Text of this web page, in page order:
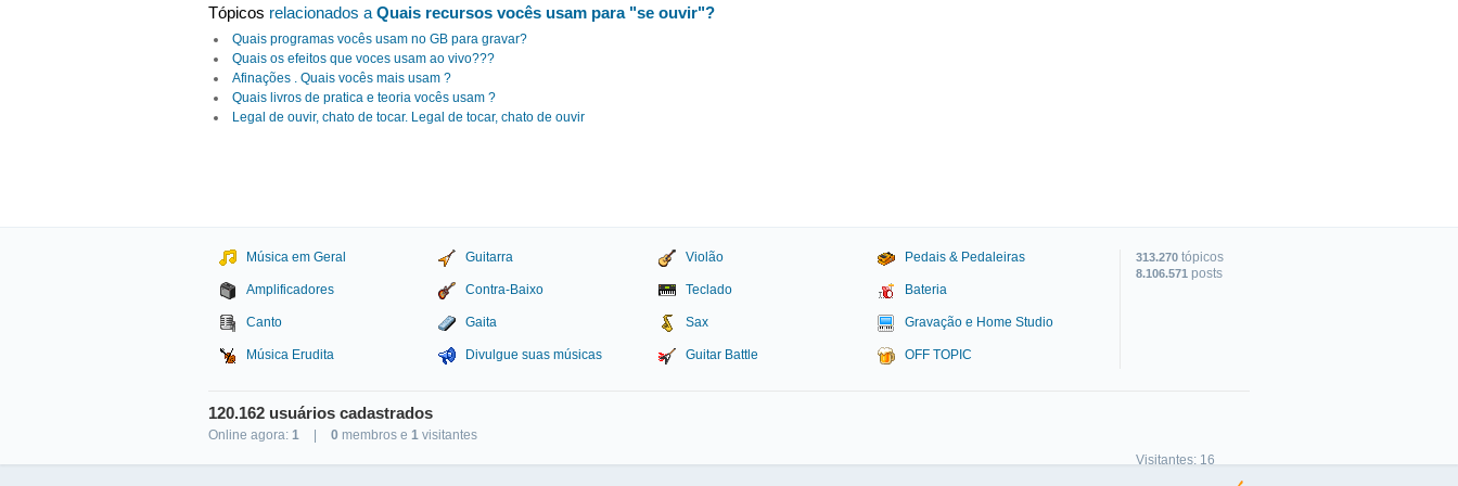
Tópicos relacionados a Quais recursos vocês usam para "se ouvir"?
Quais programas vocês usam no GB para gravar?
Quais os efeitos que voces usam ao vivo???
Afinações . Quais vocês mais usam ?
Quais livros de pratica e teoria vocês usam ?
Legal de ouvir, chato de tocar. Legal de tocar, chato de ouvir
Música em Geral Guitarra Violão Pedais & Pedaleiras
Amplificadores Contra-Baixo Teclado Bateria
Canto Gaita Sax Gravação e Home Studio
Música Erudita Divulgue suas músicas Guitar Battle OFF TOPIC
313.270 tópicos
8.106.571 posts
120.162 usuários cadastrados
Online agora: 1 0 membros e 1 visitantes
Visitantes: 16